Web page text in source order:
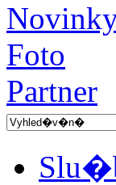
Foto
Partner